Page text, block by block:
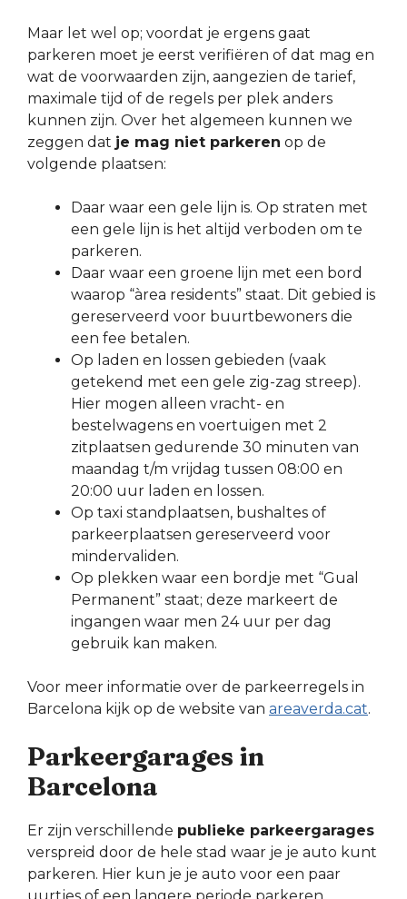
Maar let wel op; voordat je ergens gaat
parkeren moet je eerst verifiëren of dat mag en
wat de voorwaarden zijn, aangezien de tarief,
maximale tijd of de regels per plek anders
kunnen zijn. Over het algemeen kunnen we
zeggen dat je mag niet parkeren op de
volgende plaatsen:
Daar waar een gele lijn is. Op straten met
een gele lijn is het altijd verboden om te
parkeren.
Daar waar een groene lijn met een bord
waarop “àrea residents” staat. Dit gebied is
gereserveerd voor buurtbewoners die
een fee betalen.
Op laden en lossen gebieden (vaak
getekend met een gele zig-zag streep).
Hier mogen alleen vracht- en
bestelwagens en voertuigen met 2
zitplaatsen gedurende 30 minuten van
maandag t/m vrijdag tussen 08:00 en
20:00 uur laden en lossen.
Op taxi standplaatsen, bushaltes of
parkeerplaatsen gereserveerd voor
mindervaliden.
Op plekken waar een bordje met “Gual
Permanent” staat; deze markeert de
ingangen waar men 24 uur per dag
gebruik kan maken.
Voor meer informatie over de parkeerregels in
Barcelona kijk op de website van areaverda.cat.
Parkeergarages in
Barcelona
Er zijn verschillende publieke parkeergarages
verspreid door de hele stad waar je je auto kunt
parkeren. Hier kun je je auto voor een paar